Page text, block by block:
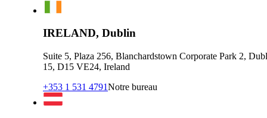
IRELAND, Dublin
Suite 5, Plaza 256, Blanchardstown Corporate Park 2,
15, D15 VE24, Ireland
+353 1 531 4791Notre bureau